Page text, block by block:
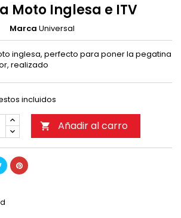
Moto Inglesa e ITV
Marca Universal
inglesa, perfecto para poner la pegatina
realizado
incluidos
 Añadir al carro